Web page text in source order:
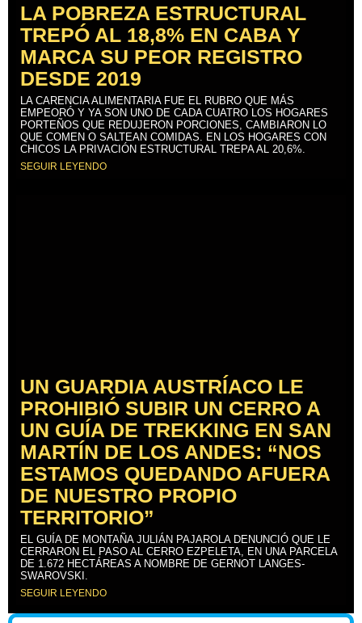
LA POBREZA ESTRUCTURAL
TREPÓ AL 18,8% EN CABA Y
MARCA SU PEOR REGISTRO
DESDE 2019
LA CARENCIA ALIMENTARIA FUE EL RUBRO QUE MÁS
EMPEORÓ Y YA SON UNO DE CADA CUATRO LOS HOGARES
PORTEÑOS QUE REDUJERON PORCIONES, CAMBIARON LO
QUE COMEN O SALTEAN COMIDAS. EN LOS HOGARES CON
CHICOS LA PRIVACIÓN ESTRUCTURAL TREPA AL 20,6%.
SEGUIR LEYENDO
UN GUARDIA AUSTRÍACO LE
PROHIBIÓ SUBIR UN CERRO A
UN GUÍA DE TREKKING EN SAN
MARTÍN DE LOS ANDES: “NOS
ESTAMOS QUEDANDO AFUERA
DE NUESTRO PROPIO
TERRITORIO”
EL GUÍA DE MONTAÑA JULIÁN PAJAROLA DENUNCIÓ QUE LE
CERRARON EL PASO AL CERRO EZPELETA, EN UNA PARCELA
DE 1.672 HECTÁREAS A NOMBRE DE GERNOT LANGES-
SWAROVSKI.
SEGUIR LEYENDO